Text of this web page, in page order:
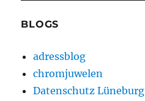
BLOGS
adressblog
chromjuwelen
Datenschutz Lüneburg